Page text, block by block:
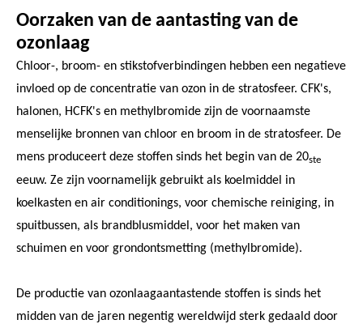
Oorzaken van de aantasting van de
ozonlaag
Chloor-, broom- en stikstofverbindingen hebben een negatieve
invloed op de concentratie van ozon in de stratosfeer. CFK's,
halonen, HCFK's en methylbromide zijn de voornaamste
menselijke bronnen van chloor en broom in de stratosfeer. De
mens produceert deze stoffen sinds het begin van de 20ste
eeuw. Ze zijn voornamelijk gebruikt als koelmiddel in
koelkasten en air conditionings, voor chemische reiniging, in
spuitbussen, als brandblusmiddel, voor het maken van
schuimen en voor grondontsmetting (methylbromide).
De productie van ozonlaagaantastende stoffen is sinds het
midden van de jaren negentig wereldwijd sterk gedaald door